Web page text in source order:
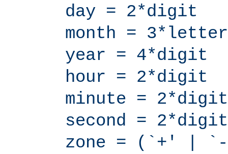
day = 2*digit
month = 3*letter
year = 4*digit
hour = 2*digit
minute = 2*digit
second = 2*digit
zone = (`+' |